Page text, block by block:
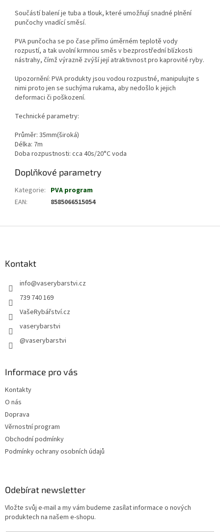
Součástí balení je tuba a tlouk, které umožňují snadné plnění
punčochy vnadící směsí.
PVA punčocha se po čase přímo úměrném teplotě vody
rozpustí, a tak uvolní krmnou směs v bezprostřední blízkosti
nástrahy, čímž výrazně zvýší její atraktivnost pro kaprovité ryby.
Upozornění: PVA produkty jsou vodou rozpustné, manipulujte s
nimi proto jen se suchýma rukama, aby nedošlo k jejich
deformaci či poškození.
Technické parametry:
Průměr: 35mm(široká)
Délka: 7m
Doba rozpustnosti: cca 40s/20°C voda
Doplňkové parametry
Kategorie: PVA program
EAN: 8585066515054
Kontakt
info@vaserybarstvi.cz
739 740 169
VašeRybářství.cz
vaserybarstvi
@vaserybarstvi
Informace pro vás
Kontakty
O nás
Doprava
Věrnostní program
Obchodní podmínky
Podmínky ochrany osobních údajů
Odebírat newsletter
Vložte svůj e-mail a my vám budeme zasílat informace o nových
produktech na našem e-shopu.